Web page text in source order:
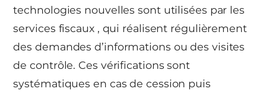
technologies nouvelles sont utilisées par les
services fiscaux , qui réalisent régulièrement
des demandes d’informations ou des visites
de contrôle. Ces vérifications sont
systématiques en cas de cession puis